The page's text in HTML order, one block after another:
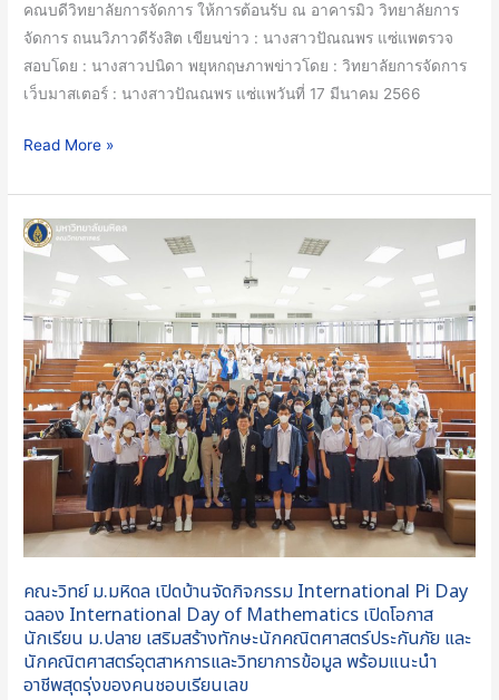
คณบดีวิทยาลัยการจัดการ ให้การต้อนรับ ณ อาคารมิว วิทยาลัยการ
จัดการ ถนนวิภาวดีรังสิต เขียนข่าว : นางสาวปัณณพร แซ่แพตรวจ
สอบโดย : นางสาวปนิดา พยุหกฤษภาพข่าวโดย : วิทยาลัยการจัดการ
เว็บมาสเตอร์ : นางสาวปัณณพร แซ่แพวันที่ 17 มีนาคม 2566
Read More »
คณะวิทย์ ม.มหิดล เปิดบ้านจัดกิจกรรม International Pi Day
ฉลอง International Day of Mathematics เปิดโอกาส
นักเรียน ม.ปลาย เสริมสร้างทักษะนักคณิตศาสตร์ประกันภัย และ
นักคณิตศาสตร์อุตสาหการและวิทยาการข้อมูล พร้อมแนะนำ
อาชีพสุดรุ่งของคนชอบเรียนเลข
คณะ
วิทย์
ม.มหิดล
เปิด
บ้าน
จัด
กิจกรรม
International
Pi
ฉลอง
International
of
Mathematics
เปิด
โอกาส